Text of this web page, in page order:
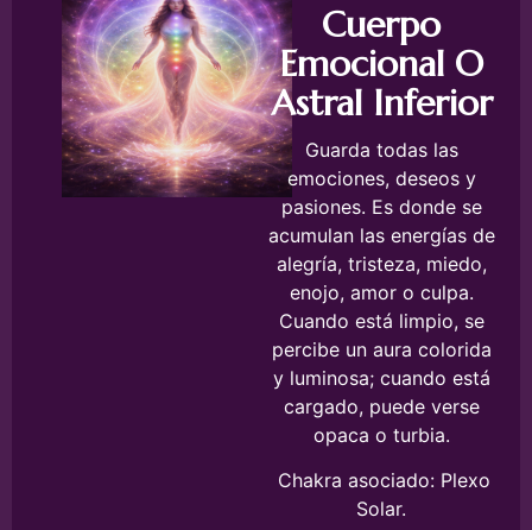
Cuerpo
Emocional O
Astral Inferior
Guarda todas las
emociones, deseos y
pasiones. Es donde se
acumulan las energías de
alegría, tristeza, miedo,
enojo, amor o culpa.
Cuando está limpio, se
percibe un aura colorida
y luminosa; cuando está
cargado, puede verse
opaca o turbia.
Chakra asociado: Plexo
Solar.